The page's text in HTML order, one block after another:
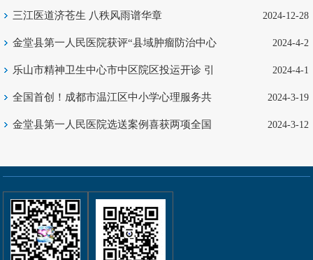
三江医道济苍生 八秩风雨谱华章 2024-12-28
金堂县第一人民医院获评“县域肿瘤防治中心
交流基地”
2024-4-2
乐山市精神卫生中心市中区院区投运开诊 引
领心理健康服务新征程
2024-4-1
全国首创！成都市温江区中小学心理服务共
享中心启动
2024-3-19
金堂县第一人民医院选送案例喜获两项全国 2024-3-12